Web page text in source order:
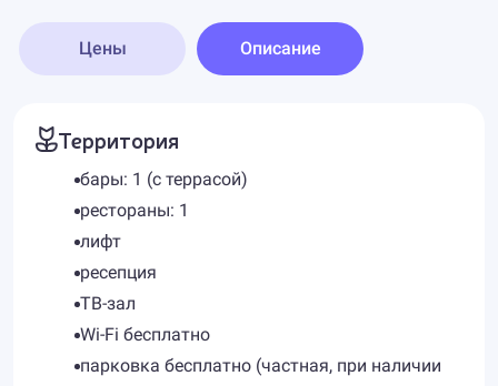
Цены Описание
Территория
бары: 1 (с террасой)
рестораны: 1
лифт
ресепция
ТВ-зал
Wi-Fi бесплатно
парковка бесплатно (частная, при наличии